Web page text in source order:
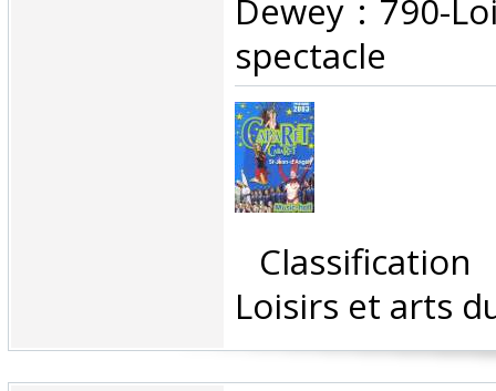
Dewey : 790-
spectacle‎
Loisirs et arts